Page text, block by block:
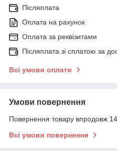
Післяплата
Оплата на рахунок
Оплата за реквізитами
Післяплата зі сплатою за
Всі умови оплати
Умови повернення
Повернення товару впродовж
Всі умови повернення